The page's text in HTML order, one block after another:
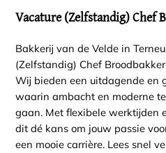
Vacature (Zelfstandig) Chef
Bakkerij van de Velde in
(Zelfstandig) Chef
Wij bieden een uitdagende en
waarin ambacht en moderne
gaan. Met flexibele werktijden
dit dé kans om jouw passie
een mooie carrière. Lees snel